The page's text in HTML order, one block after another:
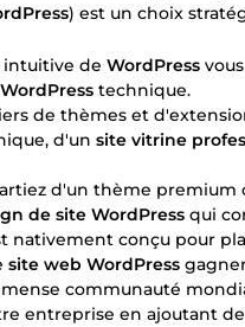
) est un choix
intuitive de WordPress
technique.
de thèmes et
d'un site vitrine
d'un thème premium
de site WordPress qui
nativement conçu pour
site web WordPress
communauté
entreprise en ajoutant